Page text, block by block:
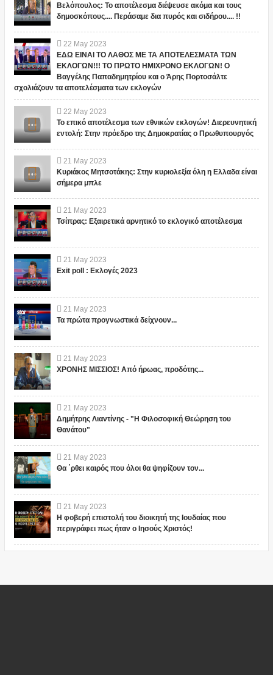
Βελόπουλος: Το αποτέλεσμα διέψευσε ακόμα και τους
δημοσκόπους.... Περάσαμε δια πυρός και σιδήρου.... !!
22 May 2023
ΕΔΩ ΕΙΝΑΙ ΤΟ ΛΑΘΟΣ ΜΕ ΤΑ ΑΠΟΤΕΛΕΣΜΑΤΑ ΤΩΝ
ΕΚΛΟΓΩΝ!!! ΤΟ ΠΡΩΤΟ ΗΜΙΧΡΟΝΟ ΕΚΛΟΓΩΝ! Ο
Βαγγέλης Παπαδημητρίου και ο Άρης Πορτοσάλτε
σχολιάζουν τα αποτελέσματα των εκλογών
22 May 2023
Το επικό αποτέλεσμα των εθνικών εκλογών! Διερευνητική
εντολή: Στην πρόεδρο της Δημοκρατίας ο Πρωθυπουργός
21 May 2023
Κυριάκος Μητσοτάκης: Στην κυριολεξία όλη η Ελλαδα είναι
σήμερα μπλε
21 May 2023
Τσίπρας: Εξαιρετικά αρνητικό το εκλογικό αποτέλεσμα
21 May 2023
Exit poll : Εκλογές 2023
21 May 2023
Τα πρώτα προγνωστικά δείχνουν...
21 May 2023
ΧΡΟΝΗΣ ΜΙΣΣΙΟΣ! Από ήρωας, προδότης...
21 May 2023
Δημήτρης Λιαντίνης - "Η Φιλοσοφική Θεώρηση του
Θανάτου"
21 May 2023
Θα ΄ρθει καιρός που όλοι θα ψηφίζουν τον...
21 May 2023
Η φοβερή επιστολή του διοικητή της Ιουδαίας που
περιγράφει πως ήταν ο Ιησούς Χριστός!